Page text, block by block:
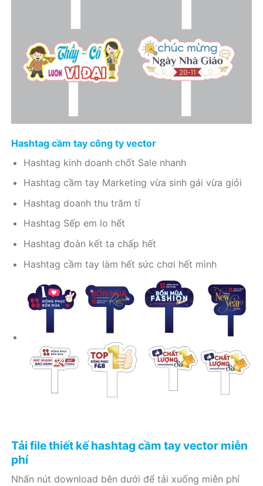
Hashtag cầm tay công ty vector
Hashtag kinh doanh chốt Sale nhanh
Hashtag cầm tay Marketing vừa sinh gái vừa giỏi
Hashtag doanh thu trăm tỉ
Hashtag Sếp em lo hết
Hashtag đoàn kết ta chấp hết
Hashtag cầm tay làm hết sức chơi hết mình
Tải file thiết kế hashtag cầm tay vector miễn
phí
Nhấn nút download bên dưới để tải xuống miễn phí